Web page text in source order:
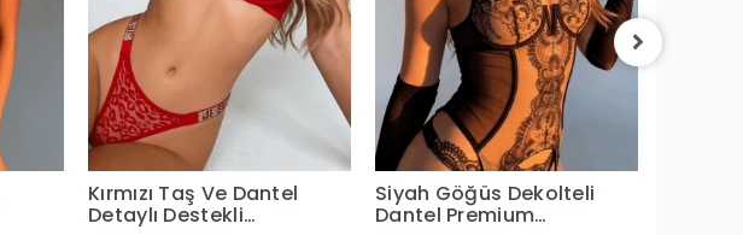
Kırmızı Taş Ve Dantel
Detaylı Destekli
Siyah Göğüs Dekolteli
Dantel Premium